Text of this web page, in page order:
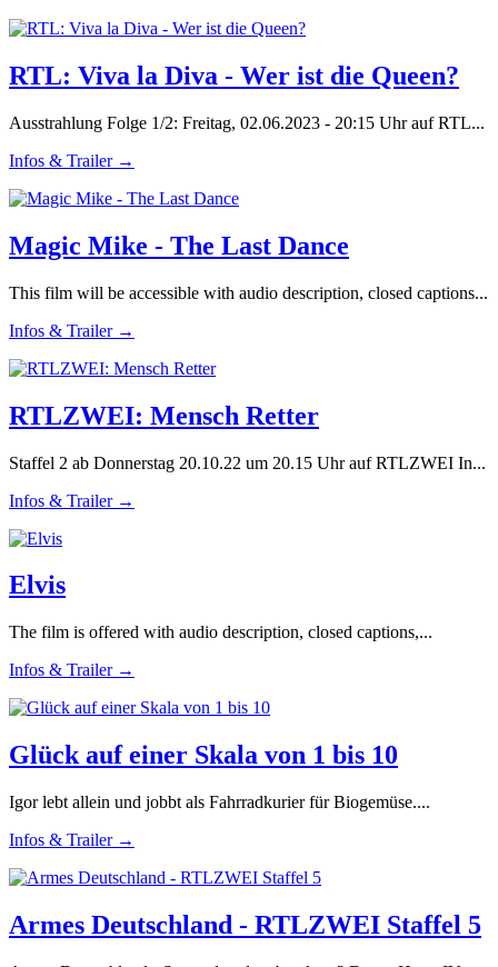
RTL: Viva la Diva - Wer ist die Queen?
Ausstrahlung Folge 1/2: Freitag, 02.06.2023 - 20:15 Uhr auf RTL...
Infos & Trailer →
Magic Mike - The Last Dance
This film will be accessible with audio description, closed captions...
Infos & Trailer →
RTLZWEI: Mensch Retter
Staffel 2 ab Donnerstag 20.10.22 um 20.15 Uhr auf RTLZWEI In...
Infos & Trailer →
Elvis
The film is offered with audio description, closed captions,...
Infos & Trailer →
Glück auf einer Skala von 1 bis 10
Igor lebt allein und jobbt als Fahrradkurier für Biogemüse....
Infos & Trailer →
Armes Deutschland - RTLZWEI Staffel 5